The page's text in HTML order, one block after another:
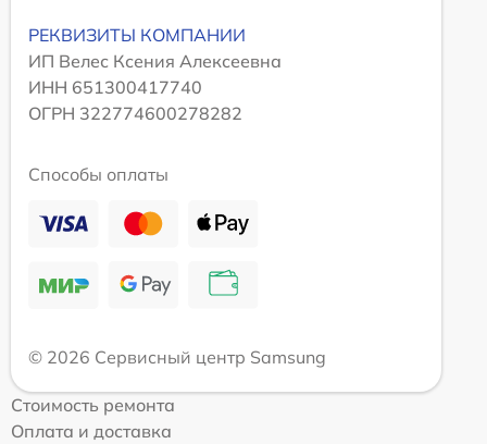
РЕКВИЗИТЫ КОМПАНИИ
ИП Велес Ксения Алексеевна
ИНН 651300417740
ОГРН 322774600278282
Способы оплаты
© 2026 Сервисный центр Samsung
Стоимость ремонта
Оплата и доставка